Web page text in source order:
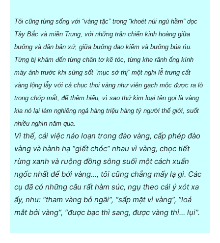
Tôi cũng từng sống với “vàng tặc” trong “khoét núi ngủ hầm” dọc
Tây Bắc và miền Trung, với những trận chiến kinh hoàng giữa
bưởng và dân bản xứ, giữa bưởng dao kiếm và bưởng búa rìu.
Từng bị khám đến từng chân tơ kẽ tóc, từng khe rãnh ống kính
máy ảnh trước khi sửng sốt “mục sở thị” một nghi lễ trưng cất
vàng lộng lẫy với cả chục thoi vàng như viên gạch mộc được ra lò
trong chớp mắt, để thêm hiểu, vì sao thứ kim loại tên gọi là vàng
kia nó lại làm nghiêng ngả hàng triệu hàng tỷ người thế giới, suốt
nhiều nghìn năm qua.
Vì thế, cái việc náo loạn trong đào vàng, cấp phép đào
vàng và hành hạ “giết chóc” nhau vì vàng, chọc tiết
rừng xanh và ruộng đồng sông suối một cách xuẩn
ngốc nhất để bới vàng…, tôi cũng chẳng mấy lạ gì. Các
cụ đã có những câu rất hàm súc, ngụ theo cái ý xót xa
ấy, như: “tham vàng bỏ ngãi”, “sấp mặt vì vàng”, “loá
mắt bởi vàng”, “được bạc thì sang, được vàng thì… lụi”.